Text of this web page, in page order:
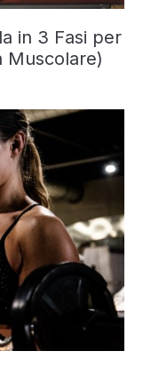
in 3 Fasi per
Muscolare)